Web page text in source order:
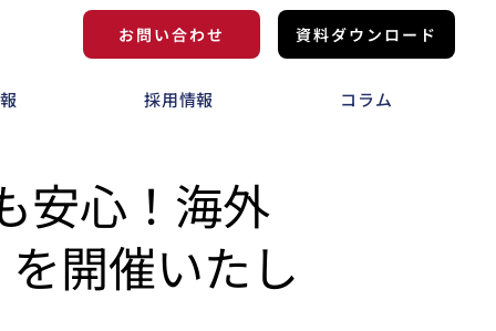
お問い合わせ 資料ダウンロード
採用情報 コラム
安心！海外
開催いたし